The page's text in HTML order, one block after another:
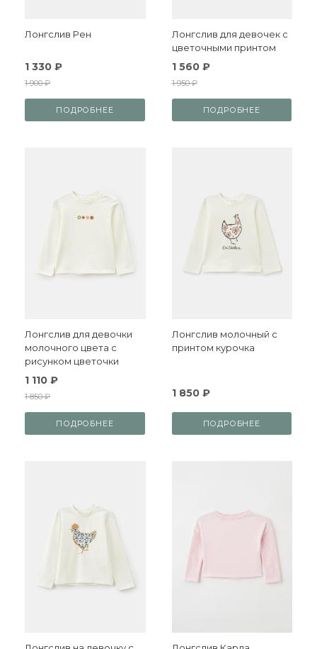
Лонгслив Рен
1 330 ₽
1 900 ₽
ПОДРОБНЕЕ
Лонгслив для девочек с
цветочными принтом
1 560 ₽
1 950 ₽
ПОДРОБНЕЕ
Лонгслив для девочки
молочного цвета с
рисунком цветочки
1 110 ₽
1 850 ₽
ПОДРОБНЕЕ
Лонгслив молочный с
принтом курочка
1 850 ₽
ПОДРОБНЕЕ